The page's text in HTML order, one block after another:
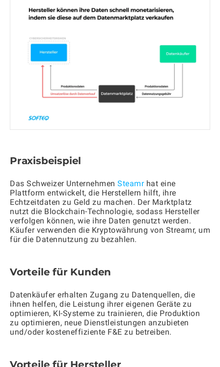
Praxisbeispiel
Das Schweizer Unternehmen Steamrhat eine
Plattform entwickelt, die Herstellern hilft, ihre
Echtzeitdaten zu Geld zu machen. Der Marktplatz
nutzt die Blockchain-Technologie, sodass Hersteller
verfolgen können, wie ihre Daten genutzt werden.
Käufer verwenden die Kryptowährung von Streamr, um
für die Datennutzung zu bezahlen.
Vorteile für Kunden
Datenkäufer erhalten Zugang zu Datenquellen, die
ihnen helfen, die Leistung ihrer eigenen Geräte zu
optimieren, KI-Systeme zu trainieren, die Produktion
zu optimieren, neue Dienstleistungen anzubieten
und/oder kosteneffiziente F&E zu betreiben.